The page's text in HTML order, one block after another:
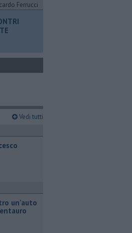
Ferrucci
Vedi tutti
un'auto